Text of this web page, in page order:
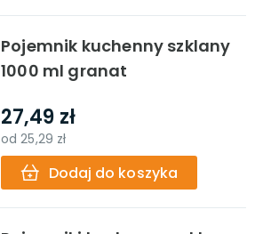
Pojemnik kuchenny szklany
1000 ml granat
27,49 zł
od25,29 zł
Dodaj do koszyka